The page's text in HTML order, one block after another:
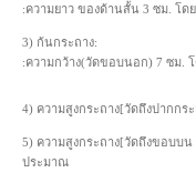
:ความยาว ของด้านสั้น 3 ซม. โด
3) ก้นกระถาง:
:ความกว้าง(วัดขอบนอก) 7 ซม.
4) ความสูงกระถาง[วัดถึงปากกร
5) ความสูงกระถาง[วัดถึงขอบบน
ประมาณ